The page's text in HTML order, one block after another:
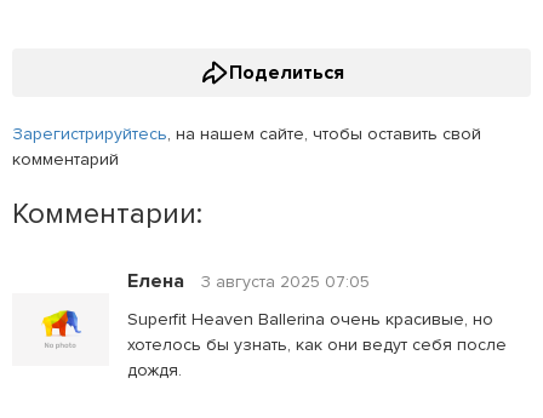
Поделиться
Зарегистрируйтесь, на нашем сайте, чтобы оставить свой
комментарий
Комментарии:
Елена
3 августа 2025 07:05
Superfit Heaven Ballerina очень красивые, но
хотелось бы узнать, как они ведут себя после
дождя.